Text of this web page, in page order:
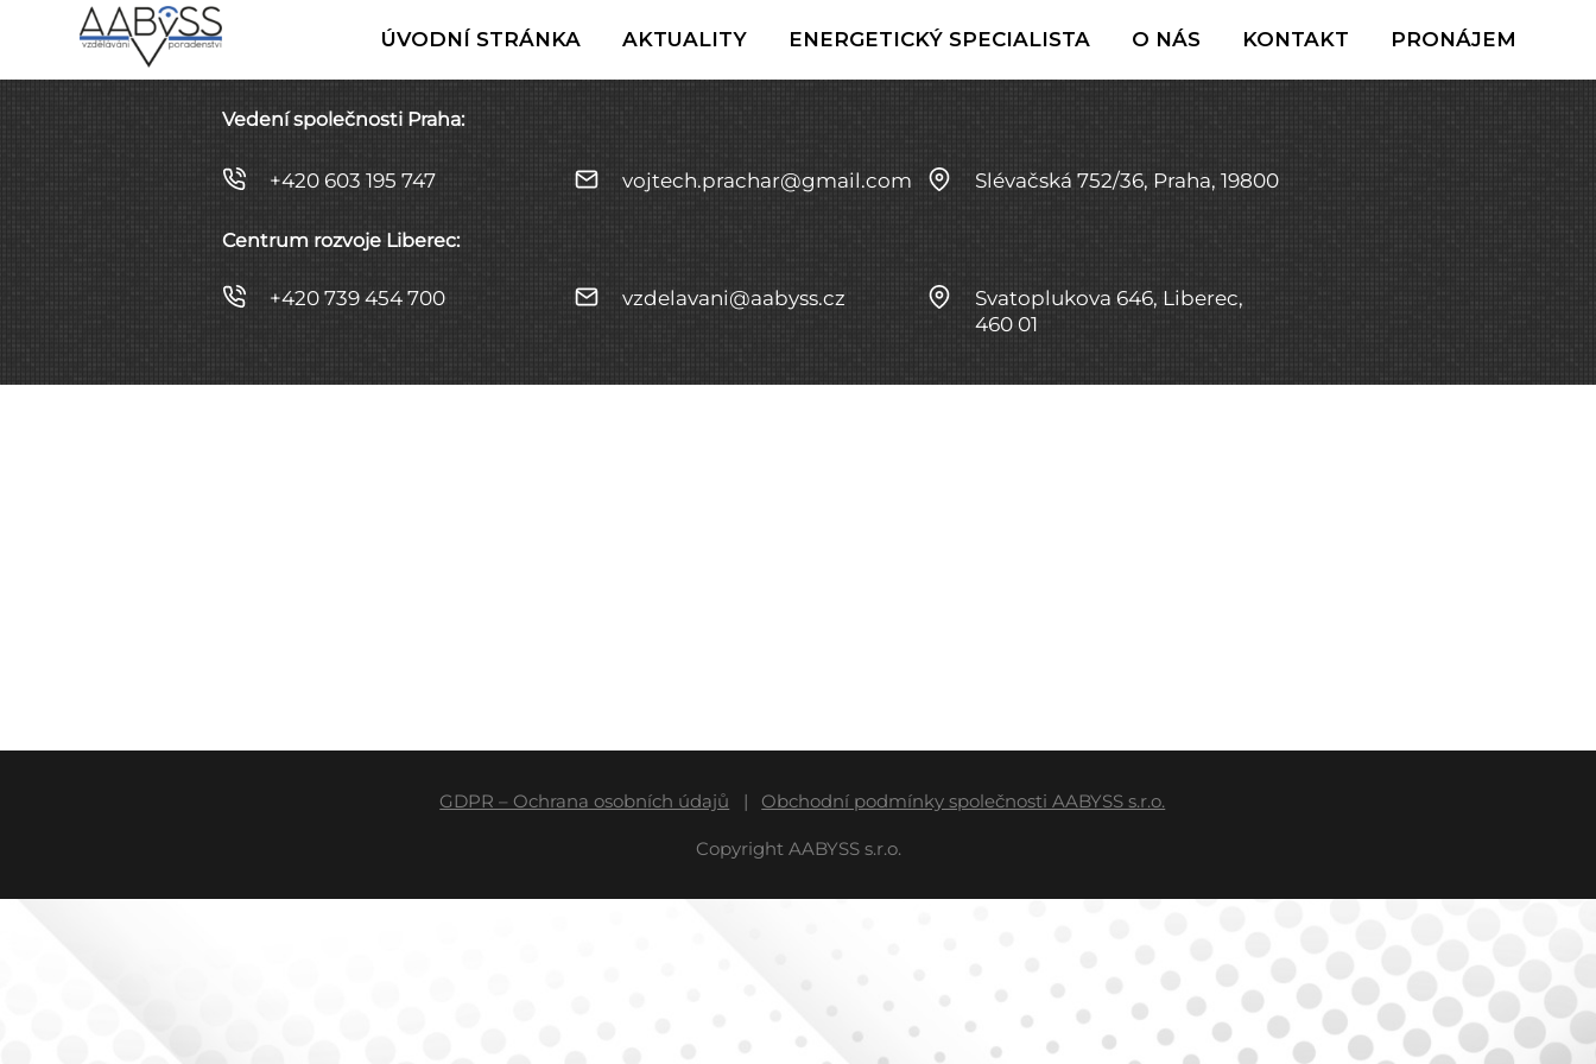
ÚVODNÍ STRÁNKA AKTUALITY ENERGETICKÝ SPECIALISTA O NÁS KONTAKT PRONÁJEM
Vedení společnosti Praha:
+420 603 195 747 vojtech.prachar@gmail.com Slévačská 752/36, Praha, 19800
Centrum rozvoje Liberec:
+420 739 454 700 vzdelavani@aabyss.cz
Svatoplukova 646, Liberec,
460 01
GDPR – Ochrana osobních údajů Obchodní podmínky společnosti AABYSS s.r.o.
Copyright AABYSS s.r.o.